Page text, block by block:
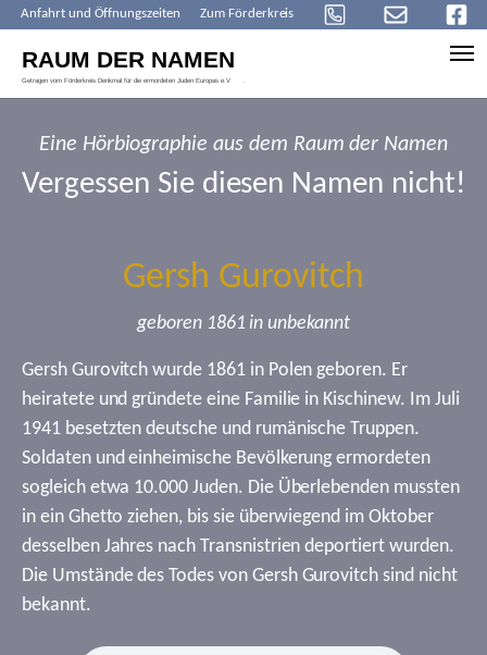
Anfahrt und Öffnungszeiten Zum Förderkreis
Eine Hörbiographie aus dem Raum der Namen
Vergessen Sie diesen Namen nicht!
Gersh Gurovitch
geboren 1861 in unbekannt
Gersh Gurovitch wurde 1861 in Polen geboren. Er
heiratete und gründete eine Familie in Kischinew. Im Juli
1941 besetzten deutsche und rumänische Truppen.
Soldaten und einheimische Bevölkerung ermordeten
sogleich etwa 10.000 Juden. Die Überlebenden mussten
in ein Ghetto ziehen, bis sie überwiegend im Oktober
desselben Jahres nach Transnistrien deportiert wurden.
Die Umstände des Todes von Gersh Gurovitch sind nicht
bekannt.